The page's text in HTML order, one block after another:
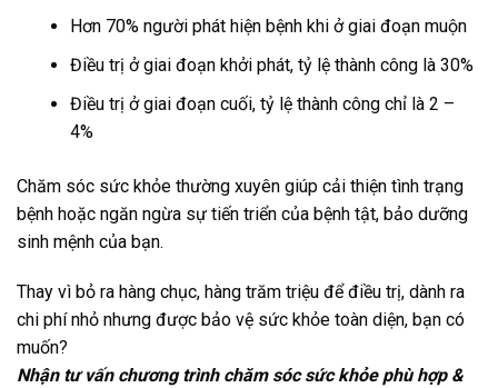
Hơn 70% người phát hiện bệnh khi ở giai đoạn muộn
Điều trị ở giai đoạn khởi phát, tỷ lệ thành công là 30%
Điều trị ở giai đoạn cuối, tỷ lệ thành công chỉ là 2 –
4%
Chăm sóc sức khỏe thường xuyên giúp cải thiện tình trạng
bệnh hoặc ngăn ngừa sự tiến triển của bệnh tật, bảo dưỡng
sinh mệnh của bạn.
Thay vì bỏ ra hàng chục, hàng trăm triệu để điều trị, dành ra
chi phí nhỏ nhưng được bảo vệ sức khỏe toàn diện, bạn có
muốn?
Nhận tư vấn chương trình chăm sóc sức khỏe phù hợp &